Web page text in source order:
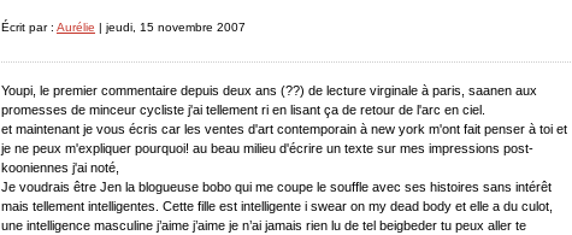
Écrit par : Aurélie | jeudi, 15 novembre 2007
Youpi, le premier commentaire depuis deux ans (??) de lecture virginale à paris, saanen aux
promesses de minceur cycliste j'ai tellement ri en lisant ça de retour de l'arc en ciel.
et maintenant je vous écris car les ventes d'art contemporain à new york m'ont fait penser à toi et
je ne peux m'expliquer pourquoi! au beau milieu d'écrire un texte sur mes impressions post-
kooniennes j'ai noté,
Je voudrais être Jen la blogueuse bobo qui me coupe le souffle avec ses histoires sans intérêt
mais tellement intelligentes. Cette fille est intelligente i swear on my dead body et elle a du culot,
une intelligence masculine j’aime j’aime je n’ai jamais rien lu de tel beigbeder tu peux aller te